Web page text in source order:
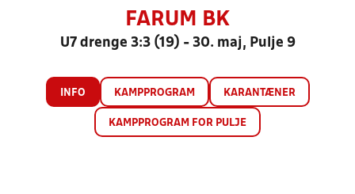
FARUM BK
U7 drenge 3:3 (19) - 30. maj, Pulje 9
INFO KAMPPROGRAM KARANTÆNER
KAMPPROGRAM FOR PULJE